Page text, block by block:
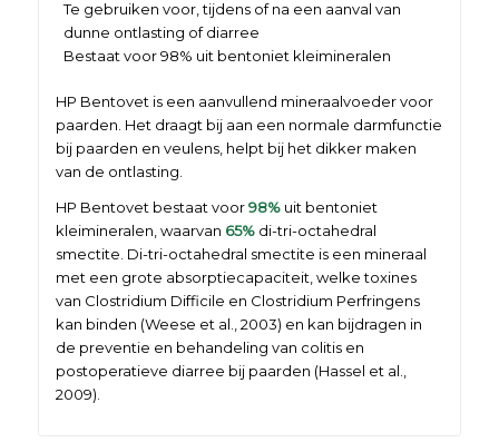
Te gebruiken voor, tijdens of na een aanval van
dunne ontlasting of diarree
Bestaat voor 98% uit bentoniet kleimineralen
HP Bentovet is een aanvullend mineraalvoeder voor
paarden. Het draagt bij aan een normale darmfunctie
bij paarden en veulens, helpt bij het dikker maken
van de ontlasting.
HP Bentovet bestaat voor98%uit bentoniet
kleimineralen, waarvan 65%di-tri-octahedral
smectite. Di-tri-octahedral smectite is een mineraal
met een grote absorptiecapaciteit, welke toxines
van Clostridium Difficile en Clostridium Perfringens
kan binden (Weese et al., 2003) en kan bijdragen in
de preventie en behandeling van colitis en
postoperatieve diarree bij paarden (Hassel et al.,
2009).